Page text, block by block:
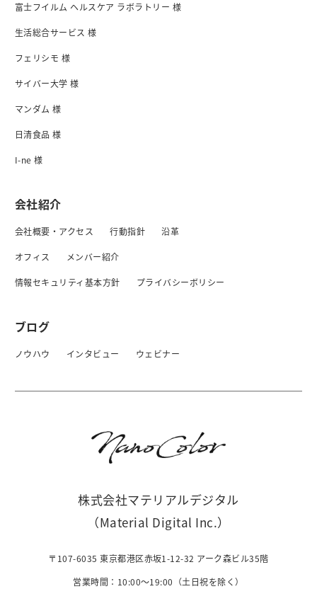
富士フイルム ヘルスケア ラボラトリー 様
生活総合サービス 様
フェリシモ 様
サイバー大学 様
マンダム 様
日清食品 様
I-ne 様
会社紹介
会社概要・アクセス 行動指針 沿革
オフィス メンバー紹介
情報セキュリティ基本方針 プライバシーボリシー
ブログ
ノウハウ インタビュー ウェビナー
株式会社マテリアルデジタル
（Material Digital Inc.）
〒107-6035 東京都港区赤坂1-12-32 アーク森ビル35階
営業時間：10:00〜19:00（土日祝を除く）